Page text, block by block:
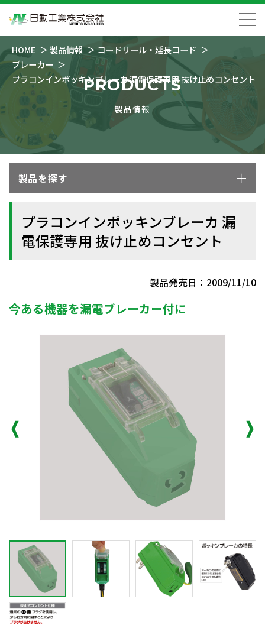
HOME 製品情報
コードリール・延長コード
ブレーカー
プラコンインポッキンブレーカ 漏電保護専用 抜け止めコンセント
PRODUCTS
製品情報
製品を探す
プラコンインポッキンブレーカ 漏
電保護専用 抜け止めコンセント
製品発売日：2009/11/10
今ある機器を漏電ブレーカー付に